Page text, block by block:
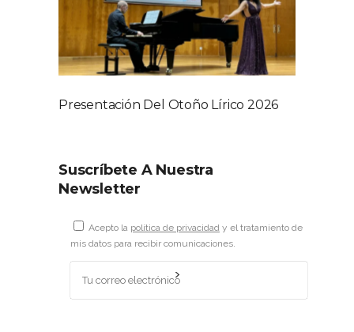
Presentación Del Otoño Lírico 2026
Suscríbete A Nuestra
Newsletter
Acepto la política de privacidad y el tratamiento de
mis datos para recibir comunicaciones.